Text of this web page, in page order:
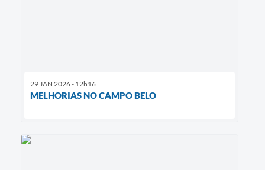
29 JAN 2026 - 12h16
MELHORIAS NO CAMPO BELO